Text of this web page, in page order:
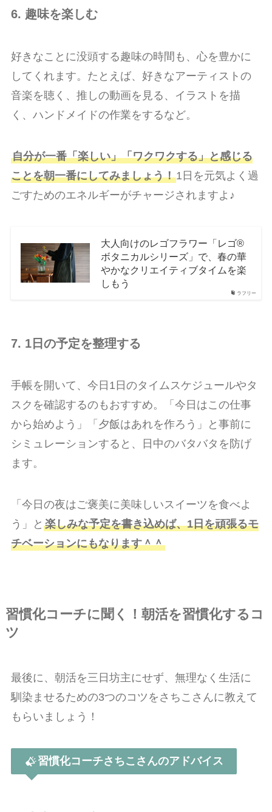
6. 趣味を楽しむ
好きなことに没頭する趣味の時間も、心を豊かに
してくれます。たとえば、好きなアーティストの
音楽を聴く、推しの動画を見る、イラストを描
く、ハンドメイドの作業をするなど。
自分が一番「楽しい」「ワクワクする」と感じる
ことを朝一番にしてみましょう！1日を元気よく過
ごすためのエネルギーがチャージされますよ♪
ラフリー
大人向けのレゴフラワー「レゴ®️
ボタニカルシリーズ」で、春の華
やかなクリエイティブタイムを楽
しもう
7. 1日の予定を整理する
手帳を開いて、今日1日のタイムスケジュールやタ
スクを確認するのもおすすめ。「今日はこの仕事
から始めよう」「夕飯はあれを作ろう」と事前に
シミュレーションすると、日中のバタバタを防げ
ます。
「今日の夜はご褒美に美味しいスイーツを食べよ
う」と 楽しみな予定を書き込めば、1日を頑張るモ
チベーションにもなります＾＾
習慣化コーチに聞く！朝活を習慣化するコ
ツ
最後に、朝活を三日坊主にせず、無理なく生活に
馴染ませるための3つのコツをさちこさんに教えて
もらいましょう！
習慣化コーチさちこさんのアドバイス